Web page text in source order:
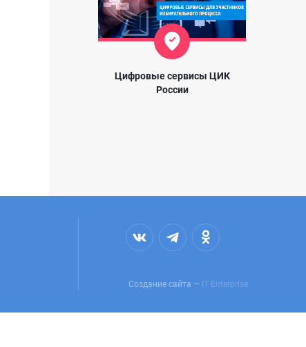
Цифровые сервисы ЦИК
России
Создание сайта — IT Enterprise